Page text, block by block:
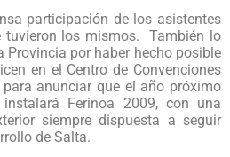
participación de los asistentes
tuvieron los mismos. También lo
Provincia por haber hecho posible
en el Centro de Convenciones
anunciar que el año próximo
Ferinoa 2009, con una
siempre dispuesta a seguir
de Salta.